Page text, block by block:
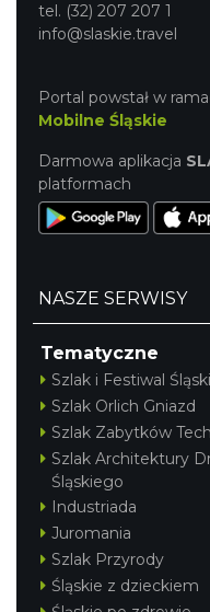
tel. (32) 207 207 1
info@slaskie.travel
Portal powstał w
Mobilne Śląskie
Darmowa aplikacja
platformach
NASZE SERWISY
Tematyczne
Szlak i Festiwal
Szlak Orlich Gniazd
Szlak Zabytków
Szlak Architektury
Śląskiego
Industriada
Juromania
Szlak Przyrody
Śląskie z dzieckiem